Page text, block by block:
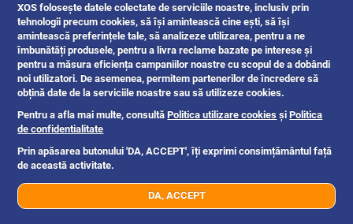
07xx xxx xxx Trimite mesaj
Ghid complet: acte necesare pentru...
intrebari si raspunsuri
Romania 1mo
XOS folosește datele colectate de serviciile noastre, inclusiv prin
tehnologii precum cookies, să își amintească cine ești, să își
amintească preferințele tale, să analizeze utilizarea, pentru a ne
îmbunătăți produsele, pentru a livra reclame bazate pe interese și
pentru a măsura eficiența campaniilor noastre cu scopul de a dobândi
noi utilizatori. De asemenea, permitem partenerilor de încredere să
obțină date de la serviciile noastre sau să utilizeze cookies.
Pentru a afla mai multe, consultăPolitica utilizare cookies șiPolitica
de confidentialitate
Prin apăsarea butonului 'DA, ACCEPT', îți exprimi consimțământul față
de această activitate.
DA, ACCEPT